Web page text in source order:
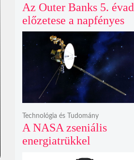
Az Outer Banks 5. évad
előzetese a napfényes
kalandok helyett
kíméletlen
bosszúhadjáratot ígér
A NASA zseniális
energiatrükkel
Technológia és Tudomány